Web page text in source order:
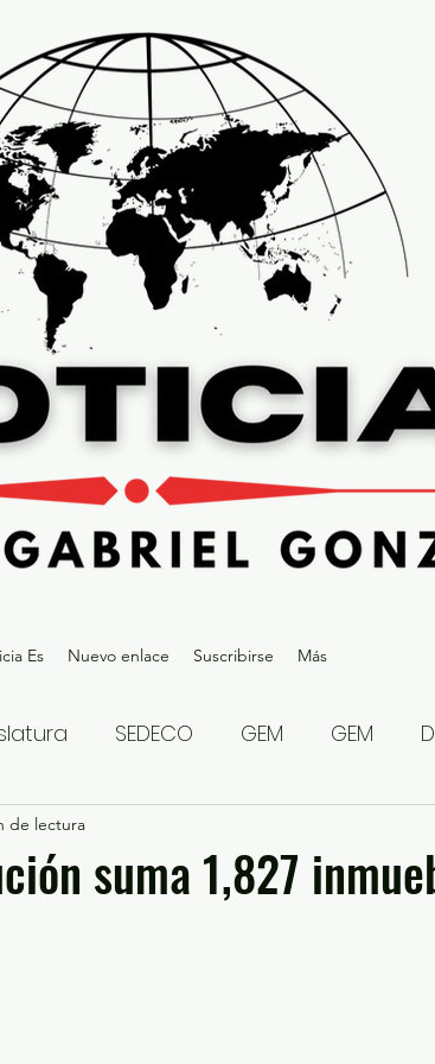
Es Nuevo enlace Suscribirse Más
SEDECO GEM GEM
Edoméx 2023
suma 1,827
de lectura